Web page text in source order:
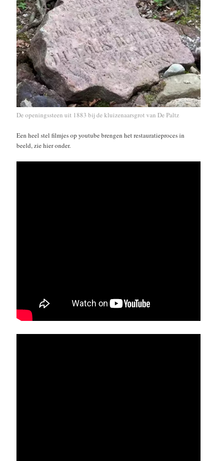
De openingssteen uit 1883 bij de kluizenaarsgrot van De Paltz
Een heel stel filmjes op youtube brengen het restauratieproces in
beeld, zie hier onder.